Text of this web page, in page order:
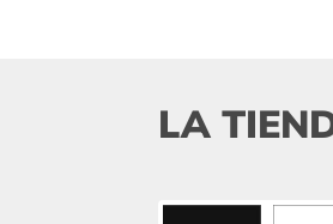
LA